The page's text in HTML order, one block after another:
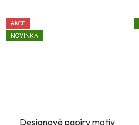
AKCE
NOVINKA
Designové papíry motiv